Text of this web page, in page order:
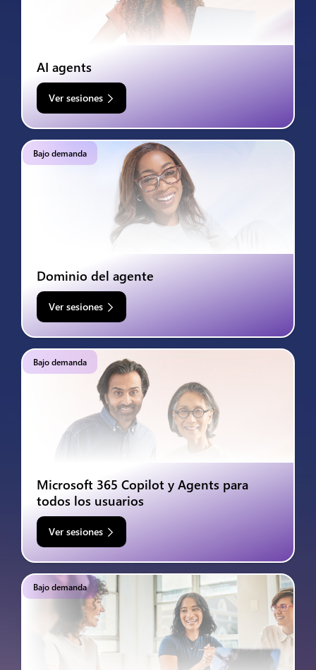
AI agents
Ver sesiones
Bajo demanda
Dominio del agente
Ver sesiones
Bajo demanda
Microsoft 365 Copilot y Agents para
todos los usuarios
Ver sesiones
Bajo demanda